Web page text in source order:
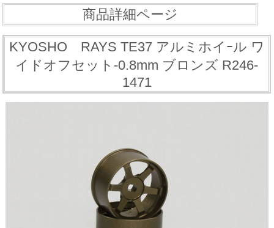
商品詳細ページ
KYOSHO RAYS TE37 アルミホイｰル ワ
イドオフセット-0.8mm ブロンズ R246-
1471